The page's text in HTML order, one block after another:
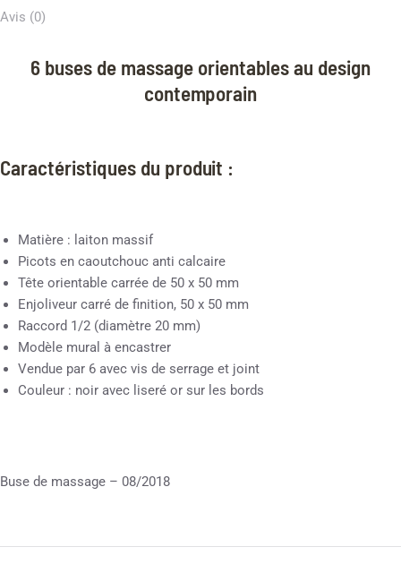
Avis (0)
6 buses de massage orientables au design
contemporain
Caractéristiques du produit :
Matière : laiton massif
Picots en caoutchouc anti calcaire
Tête orientable carrée de 50 x 50 mm
Enjoliveur carré de finition, 50 x 50 mm
Raccord 1/2 (diamètre 20 mm)
Modèle mural à encastrer
Vendue par 6 avec vis de serrage et joint
Couleur : noir avec liseré or sur les bords
Buse de massage – 08/2018